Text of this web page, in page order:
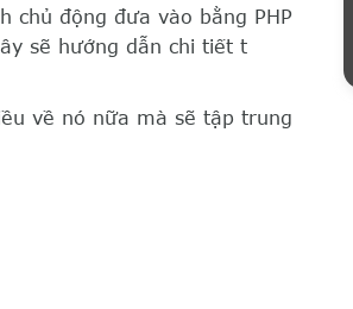
chủ động đưa vào bằng PHP
sẽ hướng dẫn chi tiết t
về nó nữa mà sẽ tập trung